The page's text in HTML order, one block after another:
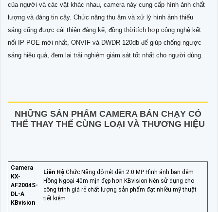
của người và các vật khác nhau, camera này cung cấp hình ảnh chất
lượng và đáng tin cậy. Chức năng thu âm và xử lý hình ảnh thiếu
sáng cũng được cải thiện đáng kể, đồng thờitích hợp công nghệ kết
nối IP POE mới nhất, ONVIF và DWDR 120db để giúp chống ngược
sáng hiệu quả, đem lại trải nghiệm giám sát tốt nhất cho người dùng.
NHỮNG SẢN PHẨM CAMERA BÁN CHẠY CÓ
THỂ THAY THẾ CÙNG LOẠI VÀ THƯƠNG HIỆU
Camera
KX-
AF2004S-
DL-A
KBvision
Liên Hệ Chức Năng độ nét đến 2.0 MP Hình ảnh ban đêm
Hồng Ngoại 40m mịn đẹp hơn KBvision Nên sử dụng cho
công trình giá rẻ chất lượng sản phẩm đạt nhiều mỹ thuật
tiết kiệm